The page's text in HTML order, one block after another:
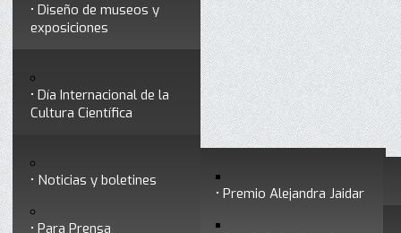
Socios vigentes
Consejo Directivo
profesionales
Premios a divulgadores Premio Alejandra Jaidar
Diseño de museos y
exposiciones
formar divulgadores
Día Internacional de la
Cultura Científica
Noticias y boletines
Para Prensa
Contacto